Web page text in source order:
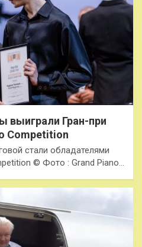
выиграли Гран-при
Competition
стали обладателями
© Фото : Grand Piano…